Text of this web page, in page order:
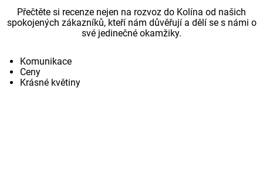
Přečtěte si recenze nejen na rozvoz do Kolína od našich
spokojených zákazníků, kteří nám důvěřují a dělí se s námi o
své jedinečné okamžiky.
Komunikace
Ceny
Krásné květiny